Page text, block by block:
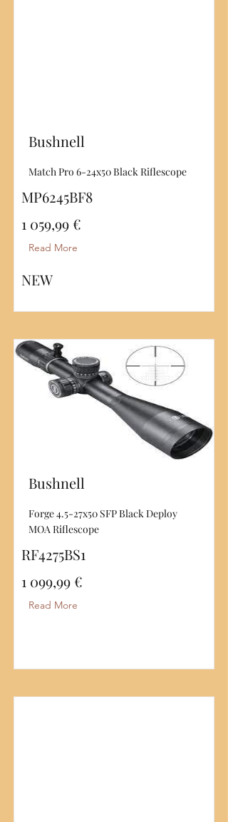
Bushnell
Match Pro 6-24x50 Black Riflescope
MP6245BF8
1 059,99 €
Read More
NEW
Bushnell
Forge 4.5-27x50 SFP Black Deploy
MOA Riflescope
RF4275BS1
1 099,99 €
Read More